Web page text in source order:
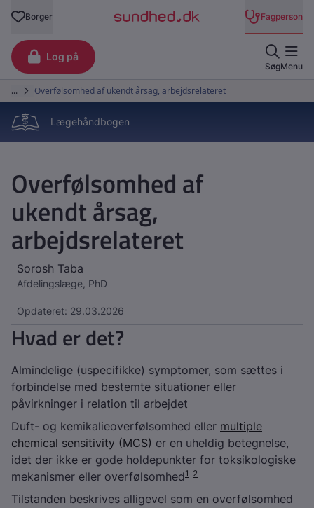
Lægehåndbogen
Overfølsomhed af
ukendt årsag,
arbejdsrelateret
Sorosh Taba
Afdelingslæge, PhD
Opdateret: 29.03.2026
Hvad er det?
Almindelige (uspecifikke) symptomer, som sættes i
forbindelse med bestemte situationer eller
påvirkninger i relation til arbejdet
Duft- og kemikalieoverfølsomhed eller multiple
chemical sensitivity (MCS) er en uheldig betegnelse,
idet der ikke er gode holdepunkter for toksikologiske
mekanismer eller overfølsomhed1 2
Tilstanden beskrives alligevel som en overfølsomhed